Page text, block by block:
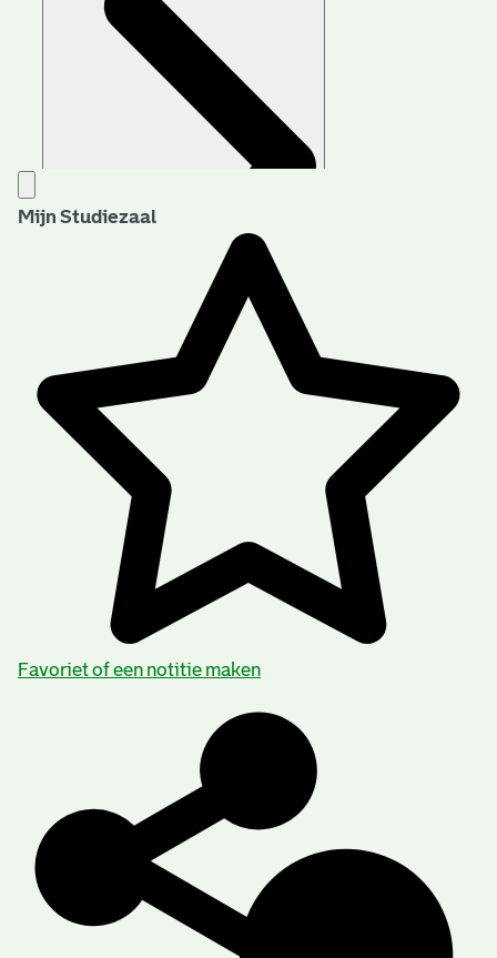
Aanwijzingen voor de gebruiker
Mijn Studiezaal
Favoriet of een notitie maken